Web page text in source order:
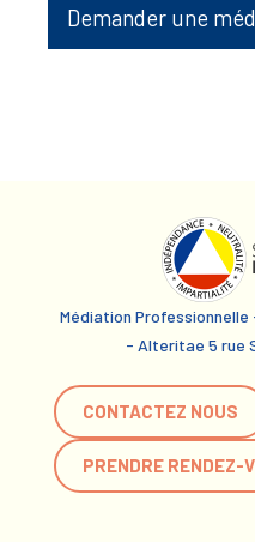
Demander une
Médiation Professionnelle
- Alteritae 5 rue
CONTACTEZ NOUS
PRENDRE RENDEZ-